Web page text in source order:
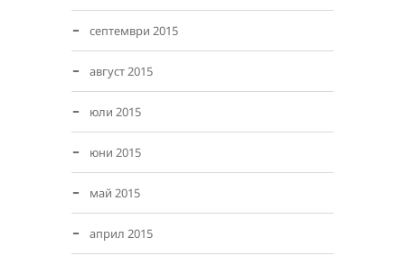
септември 2015
август 2015
юли 2015
юни 2015
май 2015
април 2015